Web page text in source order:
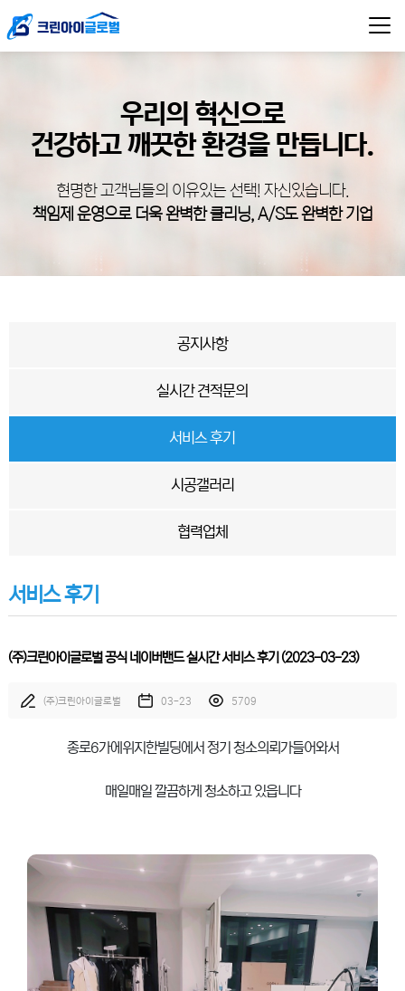
우리의 혁신으로
건강하고 깨끗한 환경을 만듭니다.
현명한 고객님들의 이유있는 선택! 자신있습니다.
책임제 운영으로 더욱 완벽한 클리닝, A/S도 완벽한 기업
공지사항
실시간 견적문의
서비스 후기
시공갤러리
협력업체
서비스 후기
(주)크린아이글로벌 공식 네이버밴드 실시간 서비스 후기 (2023-03-23)
(주)크린아이글로벌 03-23 5709
종로6가에위지한빌딩에서 정기 청소의뢰가들어와서
매일매일 깔끔하게 청소하고 있읍니다